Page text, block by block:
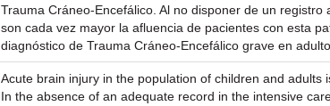
Trauma Cráneo-Encefálico. Al no disponer de un
son cada vez mayor la afluencia de pacientes con esta
diagnóstico de Trauma Cráneo-Encefálico grave en
Acute brain injury in the population of children and
In the absence of an adequate record in the intensive